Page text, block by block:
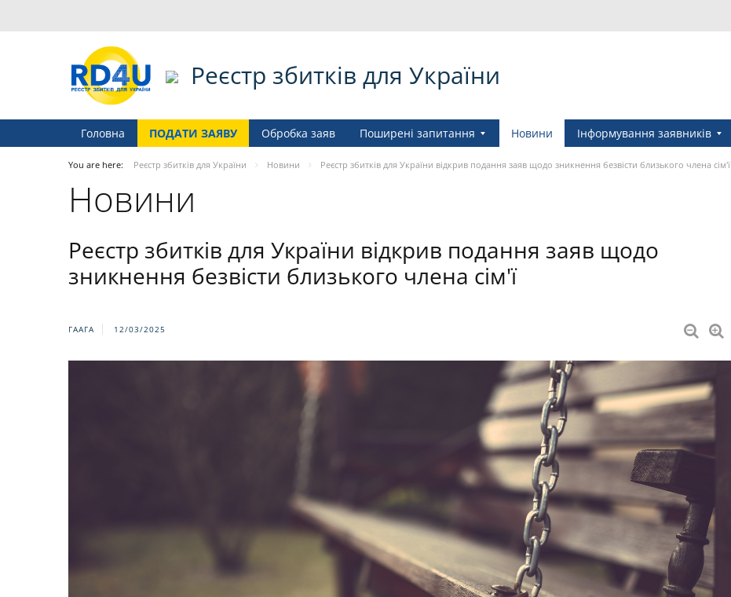
Реєстр збитків для України
Головна ПОДАТИ ЗАЯВУ Обробка заяв Поширені запитання Новини Інформування заявників
You are here: Реєстр збитків для України Новини Реєстр збитків для України відкрив подання заяв щодо зникнення безвісти близького члена сім'ї
Новини
Реєстр збитків для України відкрив подання заяв щодо
зникнення безвісти близького члена сім'ї
ГААГА 12/03/2025